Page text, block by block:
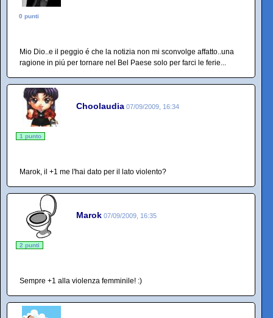
0 punti
Mio Dio..e il peggio é che la notizia non mi sconvolge affatto..una
ragione in piú per tornare nel Bel Paese solo per farci le ferie...
Choolaudia 07/09/2009, 16:34
1 punto
Marok, il +1 me l'hai dato per il lato violento?
Marok 07/09/2009, 16:35
2 punti
Sempre +1 alla violenza femminile! :)